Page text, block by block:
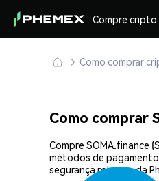
Compre cripto
Como comprar
Como comprar
Compre SOMA.finance
métodos de
segurança robusta da